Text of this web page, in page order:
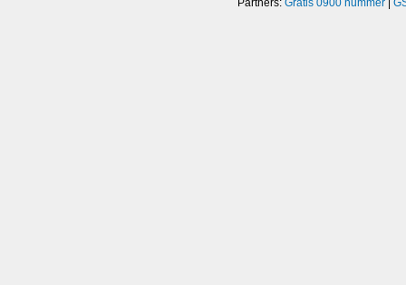
Partners: Gratis 0900 nummer|